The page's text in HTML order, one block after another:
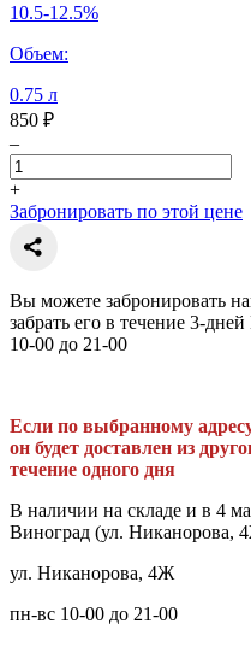
10.5-12.5%
Объем:
0.75 л
850 ₽
–
+
Забронировать по этой цене
Вы можете забронировать
забрать его в течение 3-
10-00 до 21-00
Если по выбранному
он будет доставлен из
течение одного дня
В наличии на складе и в 4
Виноград (ул. Никанорова,
ул. Никанорова, 4Ж
пн-вс 10-00 до 21-00